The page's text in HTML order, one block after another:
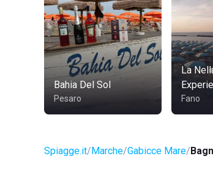
Bahia Del Sol
Pesaro
La
Fano
Spiagge.it Marche Gabicce Mare